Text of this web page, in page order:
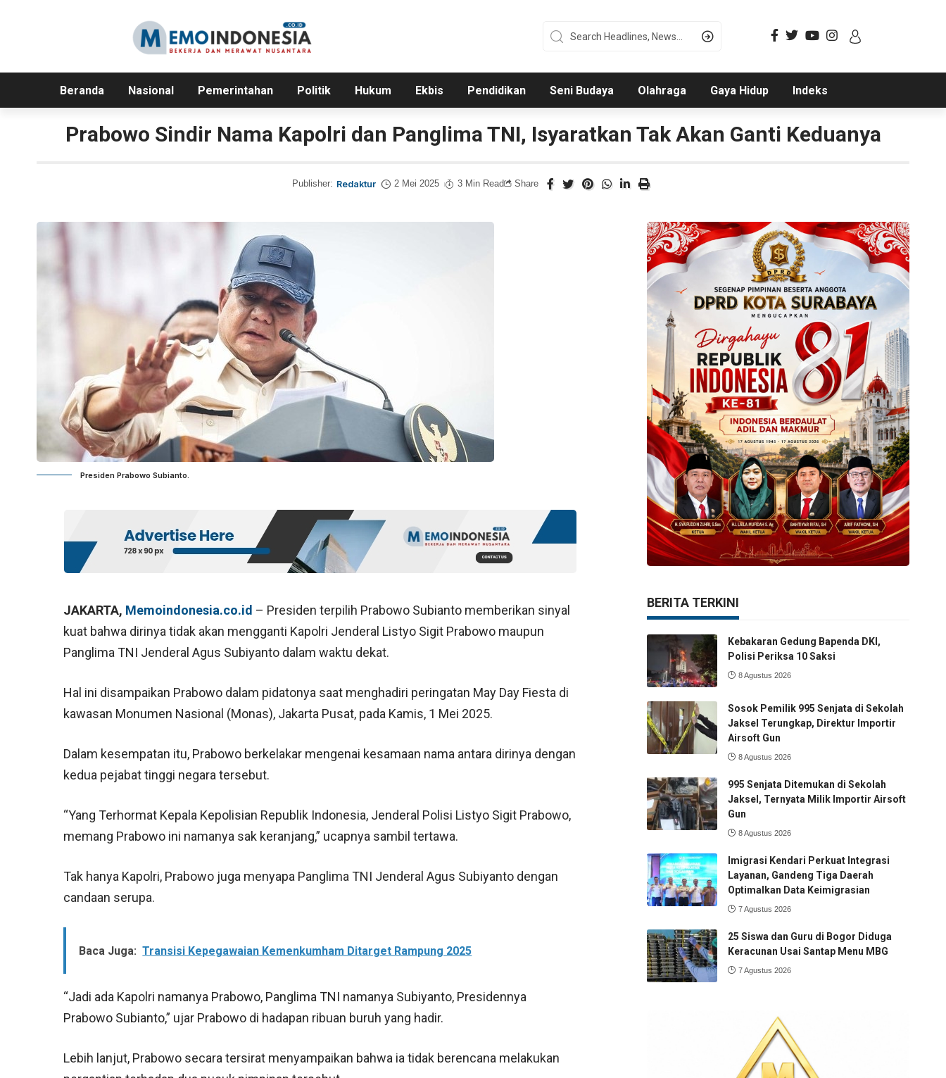
Beranda Nasional Pemerintahan Politik Hukum Ekbis Pendidikan Seni Budaya Olahraga Gaya Hidup Indeks
Prabowo Sindir Nama Kapolri dan Panglima TNI, Isyaratkan Tak Akan Ganti Keduanya
Publisher: Redaktur 2 Mei 2025 3 Min Read Share
Presiden Prabowo Subianto.
JAKARTA, Memoindonesia.co.id – Presiden terpilih Prabowo Subianto memberikan sinyal
kuat bahwa dirinya tidak akan mengganti Kapolri Jenderal Listyo Sigit Prabowo maupun
Panglima TNI Jenderal Agus Subiyanto dalam waktu dekat.
Hal ini disampaikan Prabowo dalam pidatonya saat menghadiri peringatan May Day Fiesta di
kawasan Monumen Nasional (Monas), Jakarta Pusat, pada Kamis, 1 Mei 2025.
Dalam kesempatan itu, Prabowo berkelakar mengenai kesamaan nama antara dirinya dengan
kedua pejabat tinggi negara tersebut.
“Yang Terhormat Kepala Kepolisian Republik Indonesia, Jenderal Polisi Listyo Sigit Prabowo,
memang Prabowo ini namanya sak keranjang,” ucapnya sambil tertawa.
Tak hanya Kapolri, Prabowo juga menyapa Panglima TNI Jenderal Agus Subiyanto dengan
candaan serupa.
Baca Juga: Transisi Kepegawaian Kemenkumham Ditarget Rampung 2025
“Jadi ada Kapolri namanya Prabowo, Panglima TNI namanya Subiyanto, Presidennya
Prabowo Subianto,” ujar Prabowo di hadapan ribuan buruh yang hadir.
Lebih lanjut, Prabowo secara tersirat menyampaikan bahwa ia tidak berencana melakukan
BERITA TERKINI
Kebakaran Gedung Bapenda DKI,
Polisi Periksa 10 Saksi
8 Agustus 2026
Sosok Pemilik 995 Senjata di Sekolah
Jaksel Terungkap, Direktur Importir
Airsoft Gun
8 Agustus 2026
995 Senjata Ditemukan di Sekolah
Jaksel, Ternyata Milik Importir Airsoft
Gun
8 Agustus 2026
Imigrasi Kendari Perkuat Integrasi
Layanan, Gandeng Tiga Daerah
Optimalkan Data Keimigrasian
7 Agustus 2026
25 Siswa dan Guru di Bogor Diduga
Keracunan Usai Santap Menu MBG
7 Agustus 2026